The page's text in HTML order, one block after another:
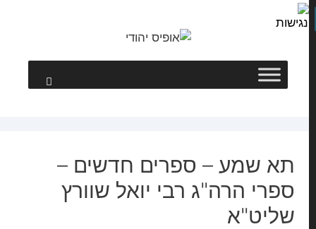
תא שמע – ספרים חדשים –
ספרי הרה"ג רבי יואל שוורץ
שליט"א